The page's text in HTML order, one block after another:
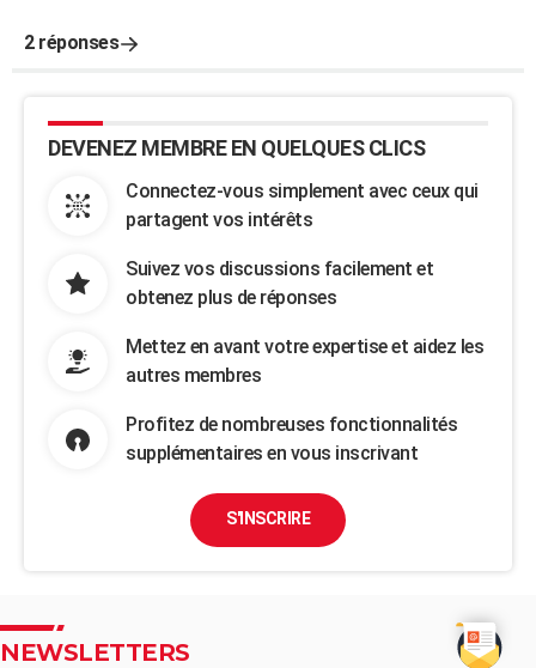
2 réponses
DEVENEZ MEMBRE EN QUELQUES CLICS
Connectez-vous simplement avec ceux qui
partagent vos intérêts
Suivez vos discussions facilement et
obtenez plus de réponses
Mettez en avant votre expertise et aidez les
autres membres
Profitez de nombreuses fonctionnalités
supplémentaires en vous inscrivant
S'INSCRIRE
NEWSLETTERS